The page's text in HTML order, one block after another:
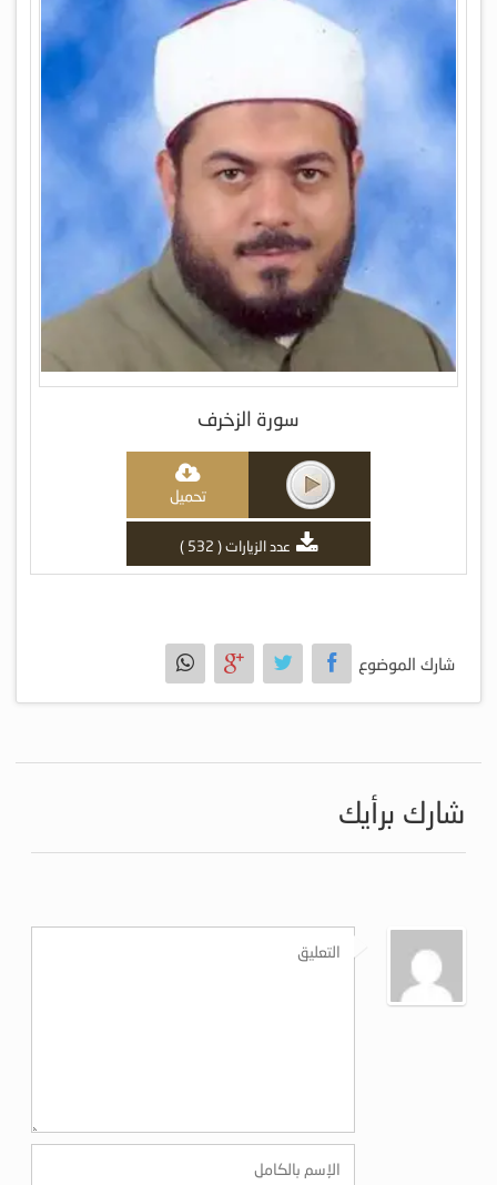
سورة الزخرف
تحميل
عدد الزيارات ( 532 )
شارك الموضوع
شارك برأيك